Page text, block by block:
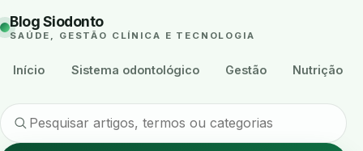
Blog Siodonto
SAÚDE, GESTÃO CLÍNICA E TECNOLOGIA
Início Sistema odontológico Gestão Nutrição